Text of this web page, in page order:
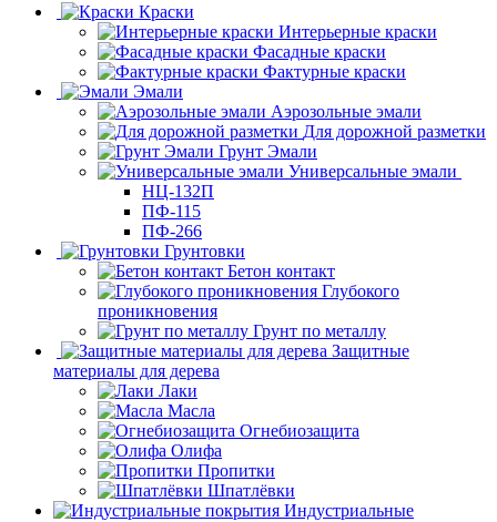
Краски
Интерьерные краски
Фасадные краски
Фактурные краски
Эмали
Аэрозольные эмали
Для дорожной разметки
Грунт Эмали
Универсальные эмали
НЦ-132П
ПФ-115
ПФ-266
Грунтовки
Бетон контакт
Глубокого
проникновения
Грунт по металлу
Защитные
материалы для дерева
Лаки
Масла
Огнебиозащита
Олифа
Пропитки
Шпатлёвки
Индустриальные